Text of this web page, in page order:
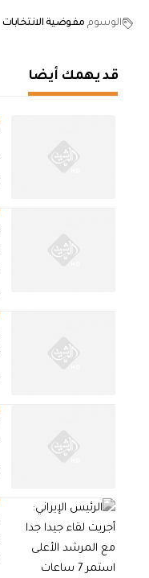
الوسوم مفوضية الانتخابات
قد يهمك أيضا